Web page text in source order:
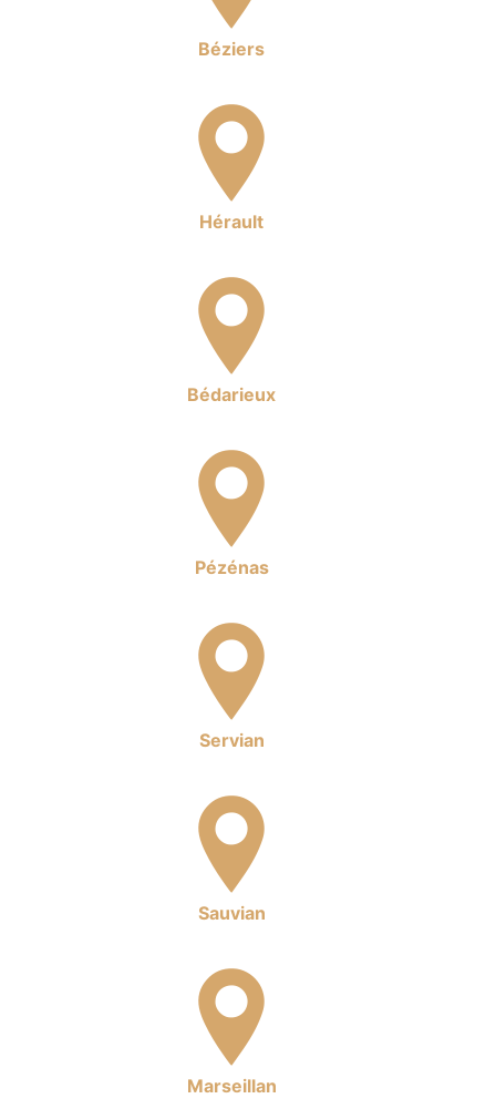
Béziers
Hérault
Bédarieux
Pézénas
Servian
Sauvian
Marseillan